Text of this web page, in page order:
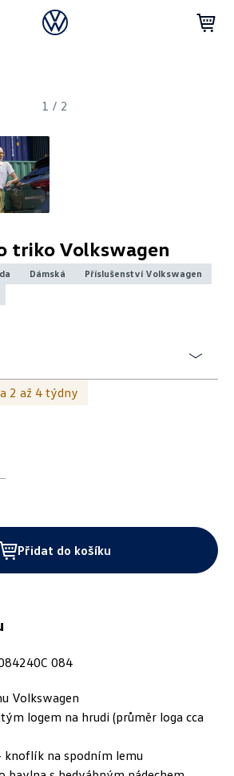
1 / 2
084
Volkswagen
logem na hrudi (průměr loga cca
knoflík na spodním lemu
triko Volkswagen
Dámská
Příslušenství Volkswagen
2 až 4 týdny
Přidat do košíku